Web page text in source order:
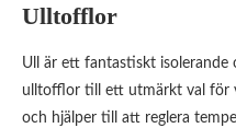
Ulltofflor
Ull är ett fantastiskt isolerande
ulltofflor till ett utmärkt val för
och hjälper till att reglera